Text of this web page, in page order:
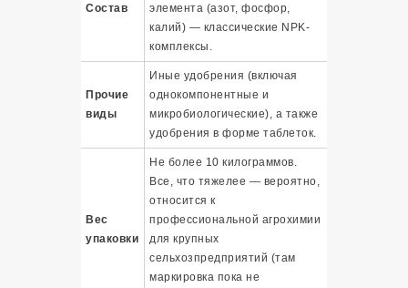
Состав
элемента (азот, фосфор,
калий) — классические NPK-
комплексы.
Прочие
виды
Иные удобрения (включая
однокомпонентные и
микробиологические), а также
удобрения в форме таблеток.
Вес
упаковки
Не более 10 килограммов.
Все, что тяжелее — вероятно,
относится к
профессиональной агрохимии
для крупных
сельхозпредприятий (там
маркировка пока не